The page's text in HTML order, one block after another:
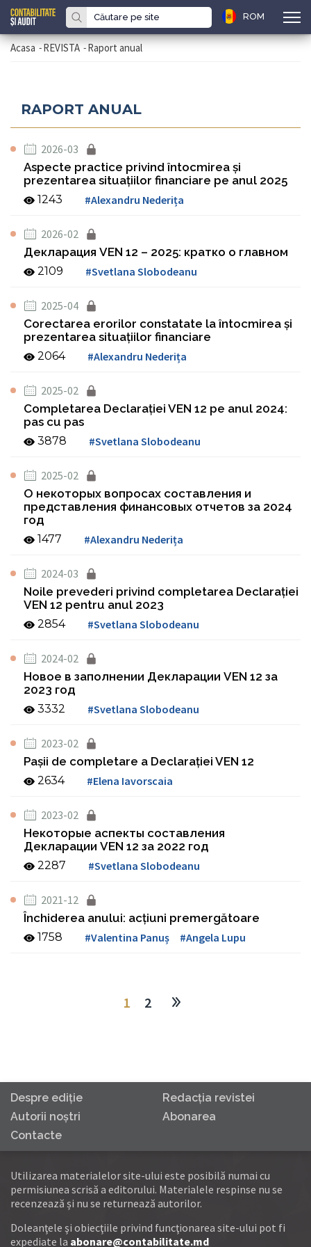
ROM
Acasa -REVISTA -Raport anual
RAPORT ANUAL
2026-03
Aspecte practice privind întocmirea și
prezentarea situațiilor financiare pe anul 2025
1243 #Alexandru Nederița
2026-02
Декларация VEN 12 – 2025: кратко о главном
2109 #Svetlana Slobodeanu
2025-04
Corectarea erorilor constatate la întocmirea şi
prezentarea situaţiilor financiare
2064 #Alexandru Nederița
2025-02
Completarea Declaraţiei VEN 12 pe anul 2024:
pas cu pas
3878 #Svetlana Slobodeanu
2025-02
О некоторых вопросах составления и
представления финансовых отчетов за 2024
год
1477 #Alexandru Nederița
2024-03
Noile prevederi privind completarea Declaraţiei
VEN 12 pentru anul 2023
2854 #Svetlana Slobodeanu
2024-02
Новое в заполнении Декларации VEN 12 за
2023 год
3332 #Svetlana Slobodeanu
2023-02
Paşii de completare a Declaraţiei VEN 12
2634 #Elena Iavorscaia
2023-02
Некоторые аспекты составления
Декларации VEN 12 за 2022 год
2287 #Svetlana Slobodeanu
2021-12
Închiderea anului: acţiuni premergătoare
1758 #Valentina Panuș #Angela Lupu
1 2
Despre ediţie
Redacţia revistei
Autorii noştri
Abonarea
Contacte
Utilizarea materialelor site-ului este posibilă numai cu
permisiunea scrisă a editorului. Materialele respinse nu se
recenzează și nu se returnează autorilor.
Doleanţele şi obiecţiile privind funcţionarea site-ului pot fi
expediate la abonare@contabilitate.md